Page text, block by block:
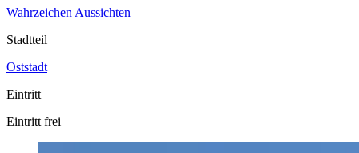
Wahrzeichen Aussichten
Stadtteil
Oststadt
Eintritt
Eintritt frei